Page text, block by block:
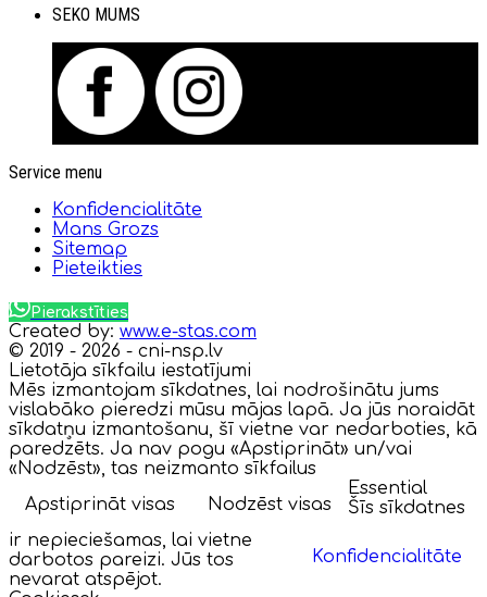
SEKO MUMS
Service menu
Konfidencialitāte
Mans Grozs
Sitemap
Pieteikties
Pierakstīties
Created by: www.e-stas.com
© 2019 - 2026 - cni-nsp.lv
Lietotāja sīkfailu iestatījumi
Mēs izmantojam sīkdatnes, lai nodrošinātu jums
vislabāko pieredzi mūsu mājas lapā. Ja jūs noraidāt
sīkdatņu izmantošanu, šī vietne var nedarboties, kā
paredzēts. Ja nav pogu «Apstiprināt» un/vai
«Nodzēst», tas neizmanto sīkfailus
Apstiprināt visas
Nodzēst visas
Konfidencialitāte
Essential
Šīs sīkdatnes
ir nepieciešamas, lai vietne
darbotos pareizi. Jūs tos
nevarat atspējot.